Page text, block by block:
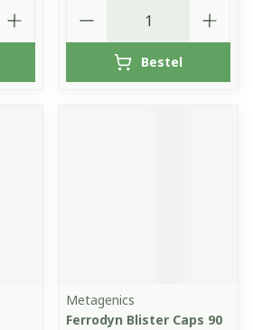
Bestel
Metagenics
Ferrodyn Blister Caps 90